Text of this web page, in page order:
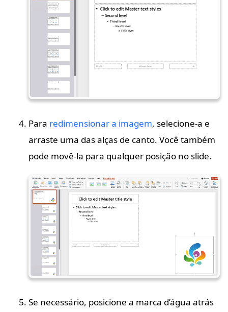
Para redimensionar a imagem, selecione-a e
arraste uma das alças de canto. Você também
pode movê-la para qualquer posição no slide.
Se necessário, posicione a marca d’água atrás